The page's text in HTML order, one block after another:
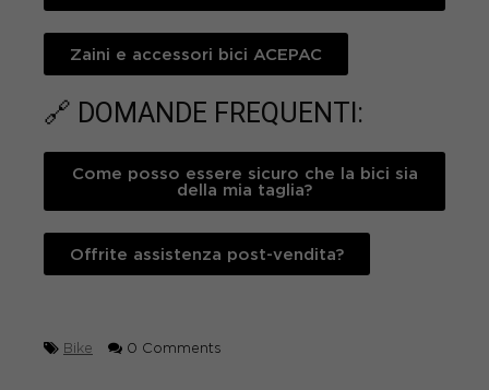
Zaini e accessori bici ACEPAC
🔗 DOMANDE FREQUENTI:
Come posso essere sicuro che la bici sia
della mia taglia?
Offrite assistenza post-vendita?
Bike 0 Comments